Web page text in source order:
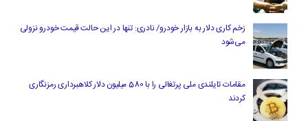
زخم کاری دلار به بازار خودرو/ نادری: تنها در این حالت قیمت خودرو نزولی
می‌شود
مقامات تایلندی ملی پرتغالی را با 580 میلیون دلار کلاهبرداری رمزنگاری
کردند